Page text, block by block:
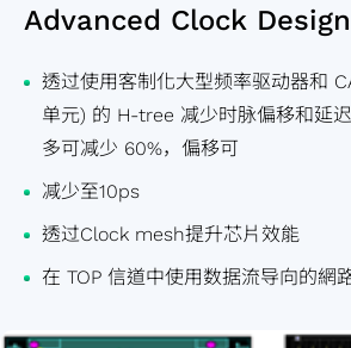
Advanced Clock Design
透过使用客制化大型频率驱动器和
单元) 的 H-tree 减少时脉偏移和延
多可减少 60%，偏移可
减少至10ps
透过Clock mesh提升芯片效能
在 TOP 信道中使用数据流导向的網